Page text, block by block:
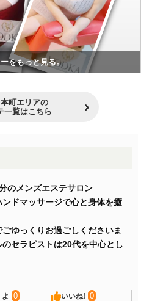
をもっと見る。
町エリアの
一覧はこちら
のメンズエステサロン
ドマッサージで心と身体を癒
ゆっくりお過ごしくださいま
セラピストは20代を中心とし
0 いいね! 0